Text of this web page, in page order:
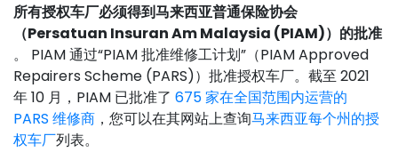
所有授权车厂必须得到马来西亚普通保险协会
（Persatuan Insuran Am Malaysia (PIAM)）的批准
。 PIAM 通过“PIAM 批准维修工计划”（PIAM Approved
Repairers Scheme (PARS)）批准授权车厂。截至 2021
年 10 月，PIAM 已批准了 675 家在全国范围内运营的
PARS 维修商 ，您可以在其网站上查询马来西亚每个州的授
权车厂列表。